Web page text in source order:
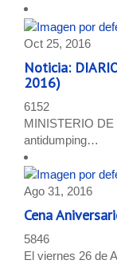
Oct 25, 2016
Noticia:
2016)
6152
MINISTERIO
antidumping…
Ago 31, 2016
Cena
5846
El viernes 26 de